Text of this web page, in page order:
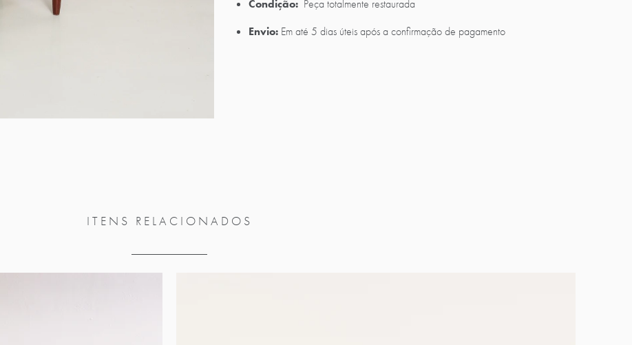
Condição: Peça totalmente restaurada
Envio: Em até 5 dias úteis após a confirmação de pagamento
ITENS RELACIONADOS